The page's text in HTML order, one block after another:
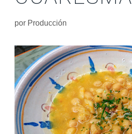
por Producción